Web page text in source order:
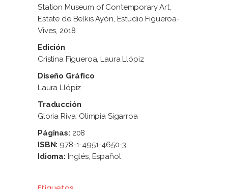
Station Museum of Contemporary Art,
Estate de Belkis Ayón, Estudio Figueroa-
Vives, 2018
Edición
Cristina Figueroa, Laura Llópiz
Diseño Gráfico
Laura Llópiz
Traducción
Gloria Riva, Olimpia Sigarroa
Páginas: 208
ISBN: 978-1-4951-4650-3
Idioma: Inglés, Español